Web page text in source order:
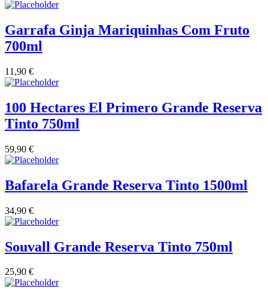
Garrafa Ginja Mariquinhas Com Fruto
700ml
11,90 €
100 Hectares El Primero Grande Reserva
Tinto 750ml
59,90 €
Bafarela Grande Reserva Tinto 1500ml
34,90 €
Souvall Grande Reserva Tinto 750ml
25,90 €